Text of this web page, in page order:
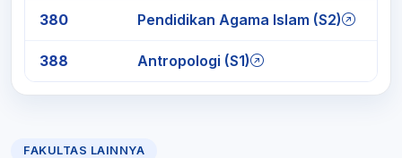
380 Pendidikan Agama Islam (S2)
388 Antropologi (S1)
FAKULTAS LAINNYA